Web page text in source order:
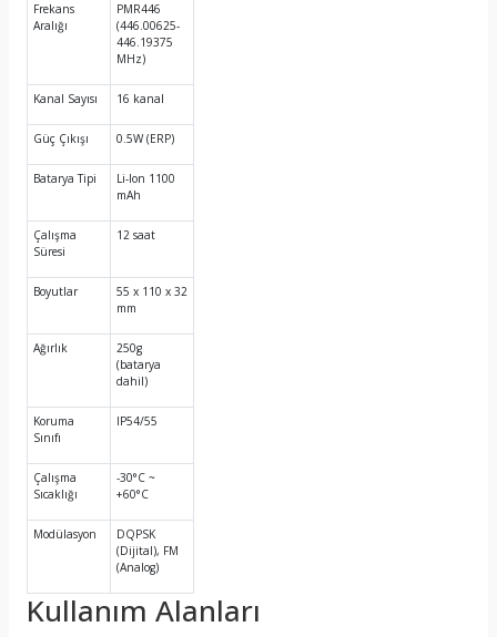
Frekans
Aralığı
PMR446
(446.00625-
446.19375
MHz)
Kanal Sayısı 16 kanal
Güç Çıkışı 0.5W (ERP)
Batarya Tipi
Li-Ion 1100
mAh
Çalışma
Süresi
12 saat
Boyutlar
55 x 110 x 32
mm
Ağırlık
250g
(batarya
dahil)
Koruma
Sınıfı
IP54/55
Çalışma
Sıcaklığı
-30°C ~
+60°C
Modülasyon
DQPSK
(Dijital), FM
(Analog)
Kullanım Alanları